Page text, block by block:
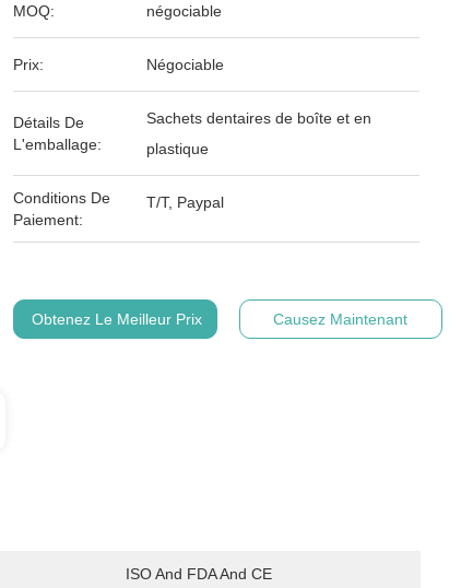
MOQ: négociable
Prix: Négociable
Détails De
L'emballage:
Sachets dentaires de boîte et en
plastique
Conditions De
Paiement:
T/T, Paypal
Obtenez Le Meilleur Prix Causez Maintenant
ISO And FDA And CE